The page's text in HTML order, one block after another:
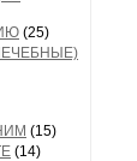
(25)
(15)
(14)